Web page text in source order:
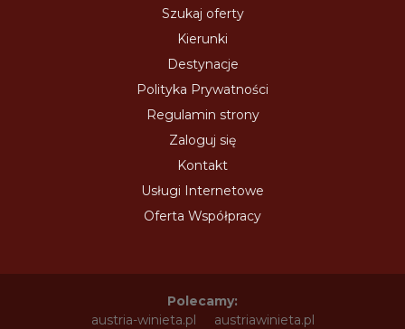
Szukaj oferty
Kierunki
Destynacje
Polityka Prywatności
Regulamin strony
Zaloguj się
Kontakt
Usługi Internetowe
Oferta Współpracy
Polecamy:
austria-winieta.pl
austriawinieta.pl